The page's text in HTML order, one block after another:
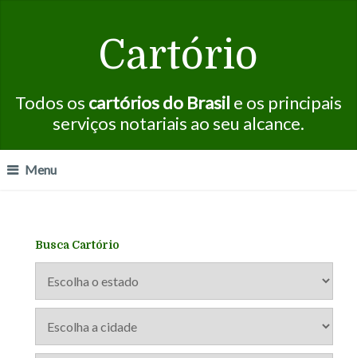
Cartório
Todos os cartórios do Brasil e os principais
serviços notariais ao seu alcance.
Menu
Busca Cartório